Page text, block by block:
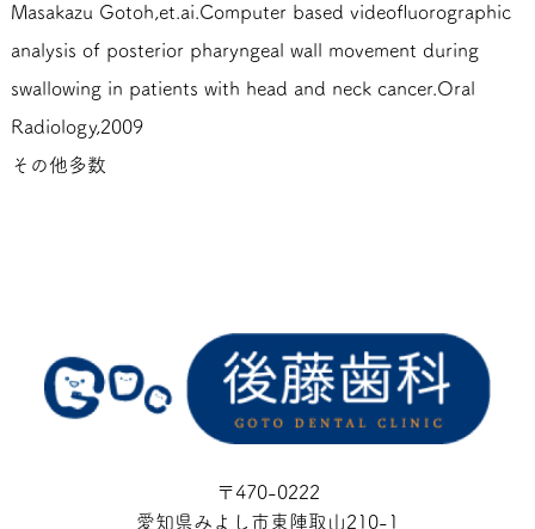
Masakazu Gotoh,et.ai.Computer based videofluorographic
analysis of posterior pharyngeal wall movement during
swallowing in patients with head and neck cancer.Oral
Radiology,2009
その他多数
〒470-0222
愛知県みよし市東陣取山210-1